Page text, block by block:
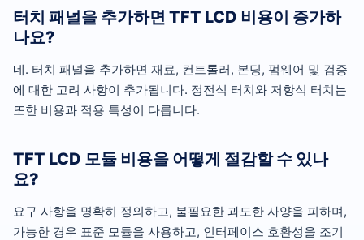
터치 패널을 추가하면 TFT LCD 비용이 증가하
나요?
네. 터치 패널을 추가하면 재료, 컨트롤러, 본딩, 펌웨어 및 검증
에 대한 고려 사항이 추가됩니다. 정전식 터치와 저항식 터치는
또한 비용과 적용 특성이 다릅니다.
TFT LCD 모듈 비용을 어떻게 절감할 수 있나
요?
요구 사항을 명확히 정의하고, 불필요한 과도한 사양을 피하며,
가능한 경우 표준 모듈을 사용하고, 인터페이스 호환성을 조기